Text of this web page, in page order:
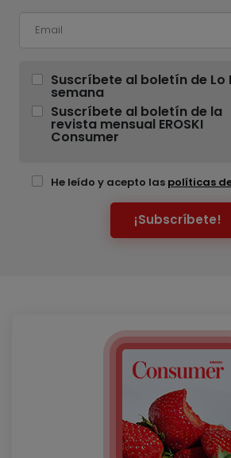
Suscríbete al boletín de Lo
semana
Suscríbete al boletín de la
revista mensual EROSKI
Consumer
He leído y acepto las políticas
¡Subscríbete!